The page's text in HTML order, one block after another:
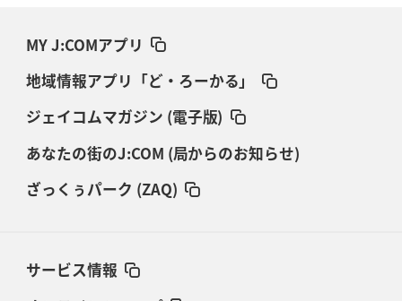
MY J:COMアプリ
地域情報アプリ「ど・ろーかる」
ジェイコムマガジン (電子版)
あなたの街のJ:COM (局からのお知らせ)
ざっくぅパーク (ZAQ)
サービス情報